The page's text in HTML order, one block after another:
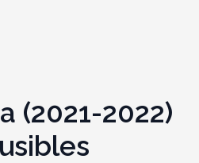
(2021-2022)